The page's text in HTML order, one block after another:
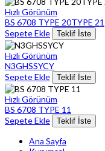
Hızlı Görünüm
BS 6708 TYPE 20TYPE 21
Sepete Ekle
Teklif İste
Hızlı Görünüm
N3GHSSYCY
Sepete Ekle
Teklif İste
Hızlı Görünüm
BS 6708 TYPE 11
Sepete Ekle
Teklif İste
Ana Sayfa